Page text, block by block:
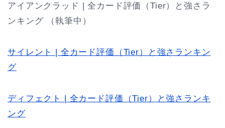
アイアンクラッド | 全カード評価（Tier）と強さラ
ンキング （執筆中）
サイレント | 全カード評価（Tier）と強さランキン
グ
ディフェクト | 全カード評価（Tier）と強さランキ
ング